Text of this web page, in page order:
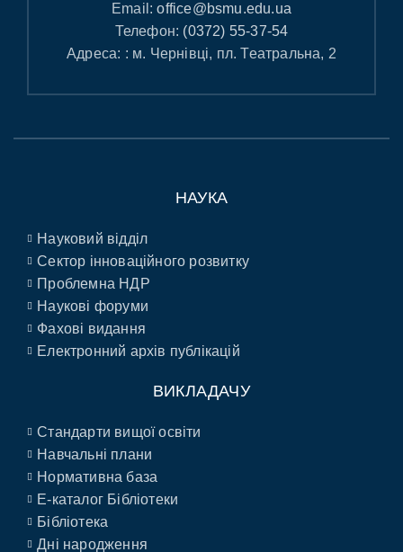
Email:office@bsmu.edu.ua
Телефон: (0372) 55-37-54
Адреса: : м. Чернівці, пл. Театральна, 2
НАУКА
Науковий відділ
Сектор інноваційного розвитку
Проблемна НДР
Наукові форуми
Фахові видання
Електронний архів публікацій
ВИКЛАДАЧУ
Стандарти вищої освіти
Навчальні плани
Нормативна база
E-каталог Бібліотеки
Бібліотека
Дні народження